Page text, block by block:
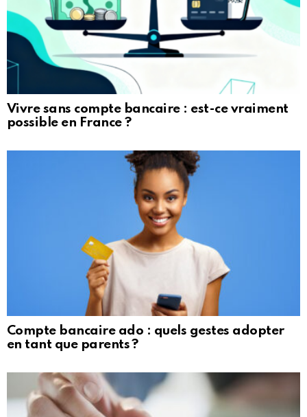
Vivre sans compte bancaire : est-ce vraiment
possible en France ?
Compte bancaire ado : quels gestes adopter
en tant que parents ?